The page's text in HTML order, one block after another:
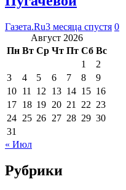
Газета.Ru3 месяца спустя 0
Август 2026
Пн Вт Ср Чт Пт Сб Вс
1
2
3
4 5 6 7 8
9
10 11 12 13 14 15 16
17 18 19 20 21 22 23
24 25 26 27 28 29 30
31
« Июл
Рубрики